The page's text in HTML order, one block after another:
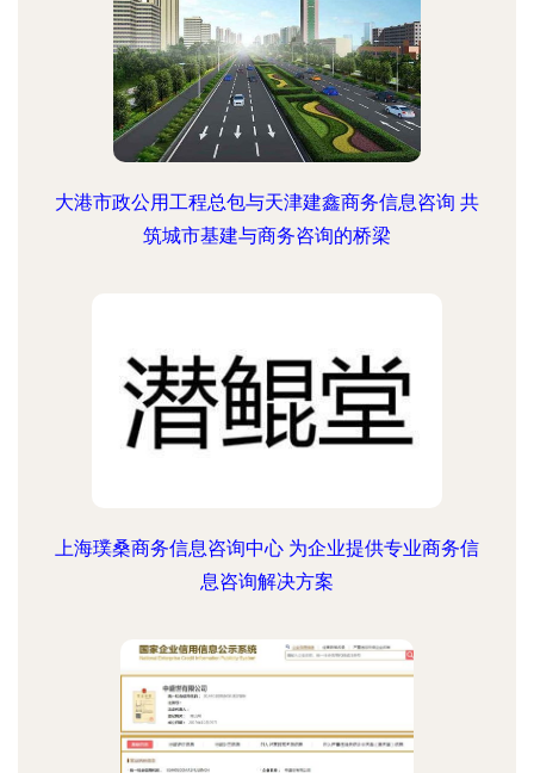
大港市政公用工程总包与天津建鑫商务信息咨询 共
筑城市基建与商务咨询的桥梁
上海璞桑商务信息咨询中心 为企业提供专业商务信
息咨询解决方案